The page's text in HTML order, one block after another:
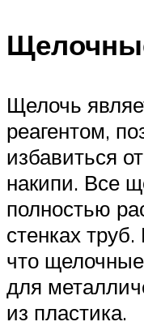
Щелочь
реагентом,
избавиться
накипи. Все
полностью
стенках
что
для
из пластика.